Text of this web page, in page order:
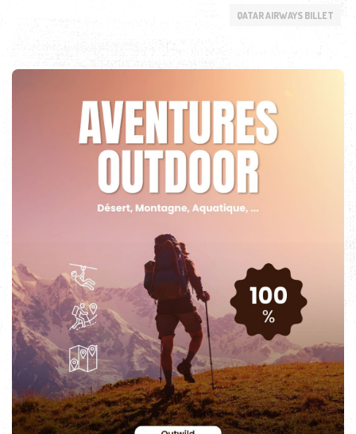
QATAR AIRWAYS BILLET